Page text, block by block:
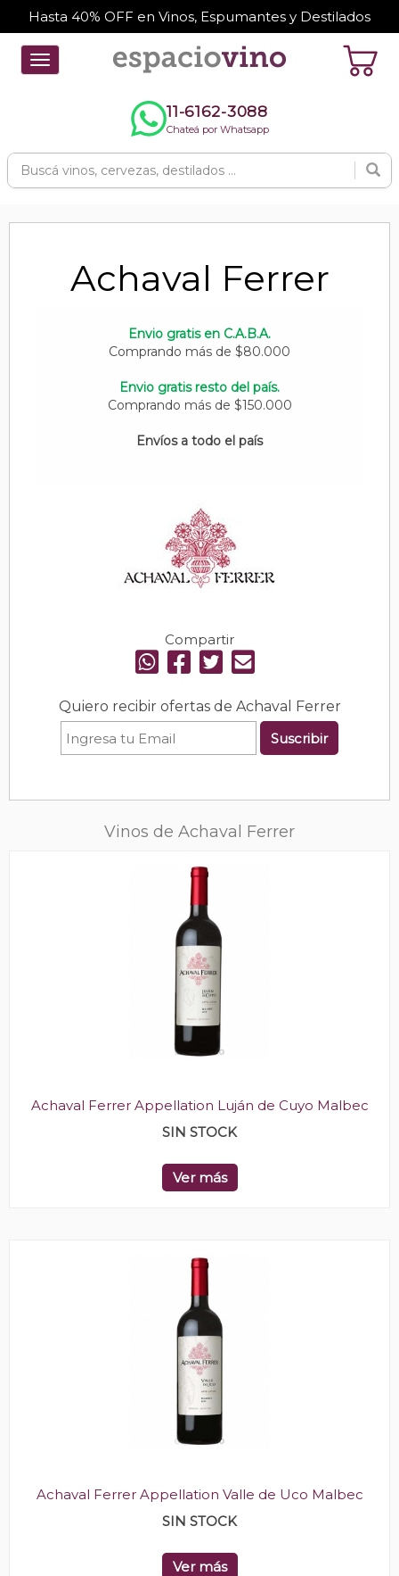
Hasta 40% OFF en Vinos, Espumantes y Destilados
Toggle
navigation
11-6162-3088
Chateá por Whatsapp
Achaval Ferrer
Envio gratis en C.A.B.A.
Comprando más de $80.000
Envio gratis resto del país.
Comprando más de $150.000
Envíos a todo el país
Compartir
Quiero recibir ofertas de Achaval Ferrer
Suscribir
Vinos de Achaval Ferrer
Achaval Ferrer Appellation Luján de Cuyo Malbec
SIN STOCK
Ver más
Achaval Ferrer Appellation Valle de Uco Malbec
SIN STOCK
Ver más